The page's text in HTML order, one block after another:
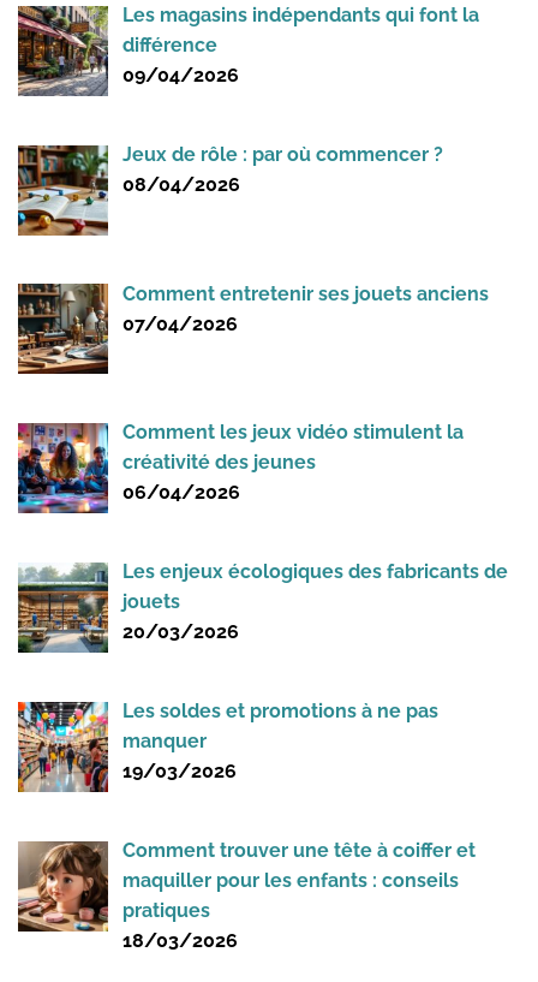
Les magasins indépendants qui font la
différence
09/04/2026
Jeux de rôle : par où commencer ?
08/04/2026
Comment entretenir ses jouets anciens
07/04/2026
Comment les jeux vidéo stimulent la
créativité des jeunes
06/04/2026
Les enjeux écologiques des fabricants de
jouets
20/03/2026
Les soldes et promotions à ne pas
manquer
19/03/2026
Comment trouver une tête à coiffer et
maquiller pour les enfants : conseils
pratiques
18/03/2026